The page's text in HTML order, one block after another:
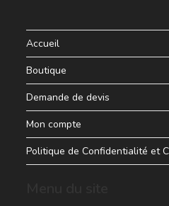
Accueil
Boutique
Demande de devis
Mon compte
Politique de Confidentialité et